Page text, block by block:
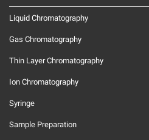
Liquid Chromatography
Gas Chromatography
Thin Layer Chromatography
Ion Chromatography
Syringe
Sample Preparation